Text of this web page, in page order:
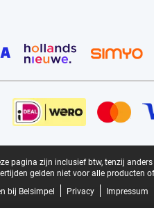
pagina zijn inclusief btw, tenzij anders
gelden niet voor alle producten
bij Belsimpel Privacy Impressum